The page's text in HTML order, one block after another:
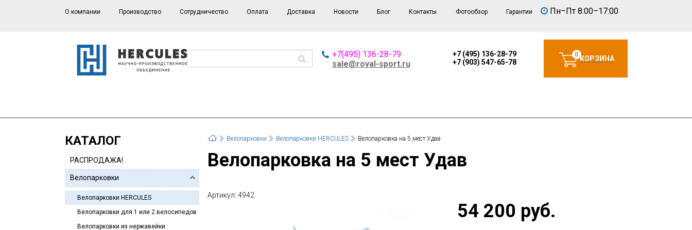
О компании Производство Сотрудничество Оплата Доставка Новости Блог Контакты Фотообзор Гарантии Пн–Пт 8:00–17:00
+7(495) 136-28-79
sale@royal-sport.ru
+7 (495) 136-28-79
+7 (903) 547-65-78
0КОРЗИНА
КАТАЛОГ
РАСПРОДАЖА!
Велопарковки
Велопарковки HERCULES
Велопарковки для 1 или 2 велосипедов
Велопарковки из нержавейки
Велопарковки Велопарковки HERCULES Велопарковка на 5 мест Удав
Велопарковка на 5 мест Удав
Артикул: 4942
54 200 руб.